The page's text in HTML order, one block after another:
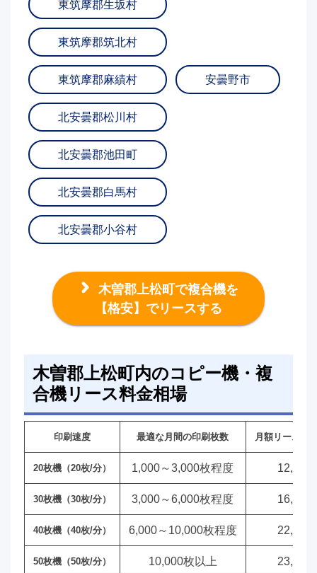
東筑摩郡生坂村
東筑摩郡筑北村
東筑摩郡麻績村 安曇野市
北安曇郡松川村
北安曇郡池田町
北安曇郡白馬村
北安曇郡小谷村
木曽郡上松町で複合機を
【格安】でリースする
木曽郡上松町内のコピー機・複
合機リース料金相場
印刷速度 最適な月間の印刷枚数 月額リース料
20枚機（20枚/分） 1,000～3,000枚程度 12,000
30枚機（30枚/分） 3,000～6,000枚程度 16,000
40枚機（40枚/分） 6,000～10,000枚程度 22,000
50枚機（50枚/分） 10,000枚以上 23,000